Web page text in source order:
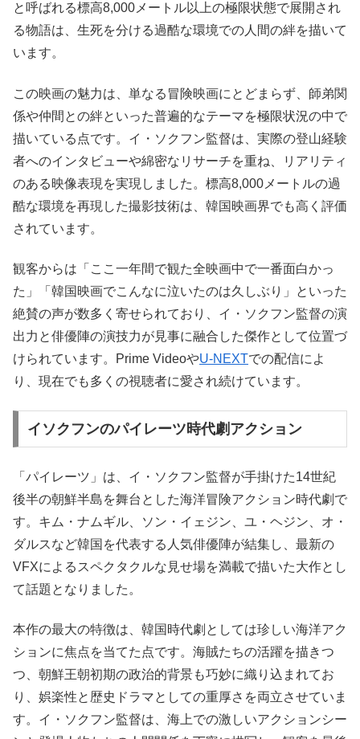
と呼ばれる標高8,000メートル以上の極限状態で展開され
る物語は、生死を分ける過酷な環境での人間の絆を描いて
います。
この映画の魅力は、単なる冒険映画にとどまらず、師弟関
係や仲間との絆といった普遍的なテーマを極限状況の中で
描いている点です。イ・ソクフン監督は、実際の登山経験
者へのインタビューや綿密なリサーチを重ね、リアリティ
のある映像表現を実現しました。標高8,000メートルの過
酷な環境を再現した撮影技術は、韓国映画界でも高く評価
されています。
観客からは「ここ一年間で観た全映画中で一番面白かっ
た」「韓国映画でこんなに泣いたのは久しぶり」といった
絶賛の声が数多く寄せられており、イ・ソクフン監督の演
出力と俳優陣の演技力が見事に融合した傑作として位置づ
けられています。Prime VideoやU-NEXTでの配信によ
り、現在でも多くの視聴者に愛され続けています。
イソクフンのパイレーツ時代劇アクション
「パイレーツ」は、イ・ソクフン監督が手掛けた14世紀
後半の朝鮮半島を舞台とした海洋冒険アクション時代劇で
す。キム・ナムギル、ソン・イェジン、ユ・ヘジン、オ・
ダルスなど韓国を代表する人気俳優陣が結集し、最新の
VFXによるスペクタクルな見せ場を満載で描いた大作とし
て話題となりました。
本作の最大の特徴は、韓国時代劇としては珍しい海洋アク
ションに焦点を当てた点です。海賊たちの活躍を描きつ
つ、朝鮮王朝初期の政治的背景も巧妙に織り込まれてお
り、娯楽性と歴史ドラマとしての重厚さを両立させていま
す。イ・ソクフン監督は、海上での激しいアクションシー